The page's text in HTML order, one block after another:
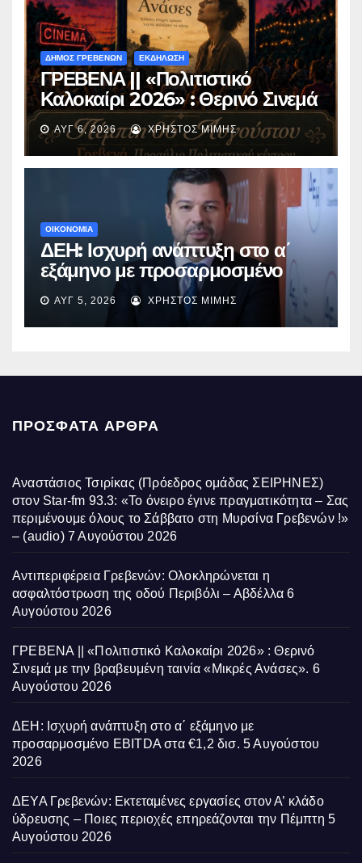
ΔΗΜΟΣ ΓΡΕΒΕΝΩΝ ΕΚΔΗΛΩΣΗ
ΓΡΕΒΕΝΑ || «Πολιτιστικό
Καλοκαίρι 2026» : Θερινό Σινεμά
με την βραβευμένη ταινία
«Μικρές Ανάσες».
ΑΥΓ 6, 2026 ΧΡΉΣΤΟΣ ΜΊΜΗΣ
ΟΙΚΟΝΟΜΙΑ
ΔΕΗ: Ισχυρή ανάπτυξη στο α΄
εξάμηνο με προσαρμοσμένο
EBITDA στα €1,2 δισ.
ΑΥΓ 5, 2026 ΧΡΉΣΤΟΣ ΜΊΜΗΣ
ΠΡΌΣΦΑΤΑ ΆΡΘΡΑ
Αναστάσιος Τσιρίκας (Πρόεδρος ομάδας ΣΕΙΡΗΝΕΣ)
στον Star-fm 93.3: «Το όνειρο έγινε πραγματικότητα – Σας
περιμένουμε όλους το Σάββατο στη Μυρσίνα Γρεβενών !»
– (audio) 7 Αυγούστου 2026
Αντιπεριφέρεια Γρεβενών: Ολοκληρώνεται η
ασφαλτόστρωση της οδού Περιβόλι – Αβδέλλα 6
Αυγούστου 2026
ΓΡΕΒΕΝΑ || «Πολιτιστικό Καλοκαίρι 2026» : Θερινό
Σινεμά με την βραβευμένη ταινία «Μικρές Ανάσες». 6
Αυγούστου 2026
ΔΕΗ: Ισχυρή ανάπτυξη στο α΄ εξάμηνο με
προσαρμοσμένο EBITDA στα €1,2 δισ. 5 Αυγούστου
2026
ΔΕΥΑ Γρεβενών: Εκτεταμένες εργασίες στον Α’ κλάδο
ύδρευσης – Ποιες περιοχές επηρεάζονται την Πέμπτη 5
Αυγούστου 2026